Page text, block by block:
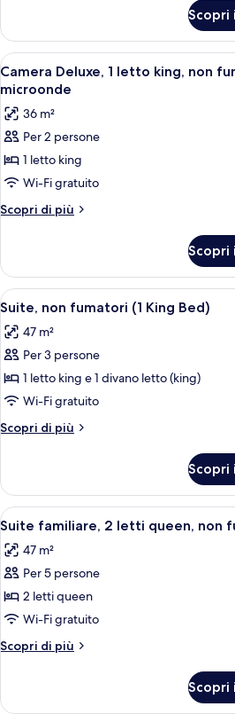
queen,
non
fumatori
Deluxe,
letti
queen,
fumatori
Scopri
Apri
tutte
le
foto
per
Camera
Deluxe,
1
non
fumatori,
frigorifero
e
microonde
Una
4
Camera Deluxe, 1 letto king, non
microonde
36 m²
Per 2 persone
1 letto king
Wi-Fi gratuito
Scopri di più
Altri
Deluxe,
letto
non
fumatori,
e
microonde
Scopri
Apri
tutte
le
foto
per
Suite,
non
fumatori
King
Bed)
Una
4
Suite, non fumatori (1 King Bed)
47 m²
Per 3 persone
1 letto king e 1 divano letto (king)
Wi-Fi gratuito
Scopri di più
Altri
non
fumatori
(1
Bed)
Scopri
Apri
tutte
le
foto
per
Suite
familiare,
2
queen,
6
Suite familiare, 2 letti queen, non
47 m²
Per 5 persone
2 letti queen
Wi-Fi gratuito
Scopri di più
Altri
familiare,
Scopri